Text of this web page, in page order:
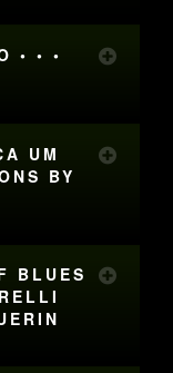
• • •
UM
BY
BLUES